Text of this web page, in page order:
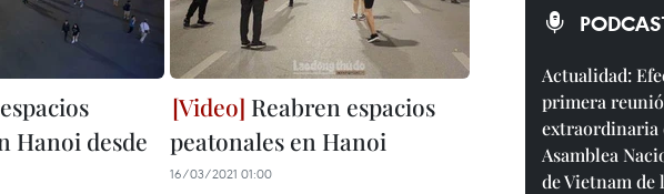
Hanoi desde
Reabren espacios
peatonales en Hanoi
16/03/2021 01:00
Actualidad:
primera
extraordinaria
Asamblea
de Vietnam de